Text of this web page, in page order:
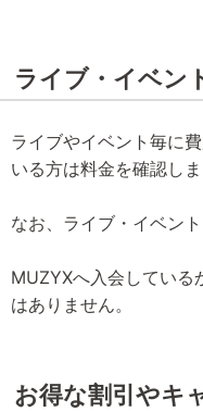
ライブ・イベン
ライブやイベント毎に
いる方は料金を確認しま
なお、ライブ・イベント
MUZYXへ入会している
はありません。
お得な割引やキ